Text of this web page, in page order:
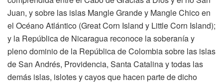
Juan, y sobre las islas Mangle Grande y Mangle Chico en
el Océano Atlántico (Great Corn Island y Little Corn Island);
y la República de Nicaragua reconoce la soberanía y
pleno dominio de la República de Colombia sobre las islas
de San Andrés, Providencia, Santa Catalina y todas las
demás islas, islotes y cayos que hacen parte de dicho